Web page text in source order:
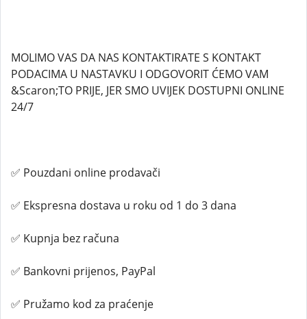
MOLIMO VAS DA NAS KONTAKTIRATE S KONTAKT
PODACIMA U NASTAVKU I ODGOVORIT ĆEMO VAM
&Scaron;TO PRIJE, JER SMO UVIJEK DOSTUPNI ONLINE
24/7
✅ Pouzdani online prodavači
✅ Ekspresna dostava u roku od 1 do 3 dana
✅ Kupnja bez računa
✅ Bankovni prijenos, PayPal
✅ Pružamo kod za praćenje